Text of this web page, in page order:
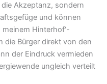
Akzeptanz, sondern
und können
Hinterhof‘-
die Bürger direkt von den
der Eindruck vermieden
ungleich verteilt